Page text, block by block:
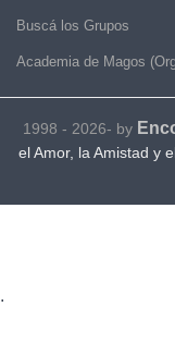
Buscá los Grupos
Academia de Magos
1998 - 2026- by
el Amor, la Amistad y
.